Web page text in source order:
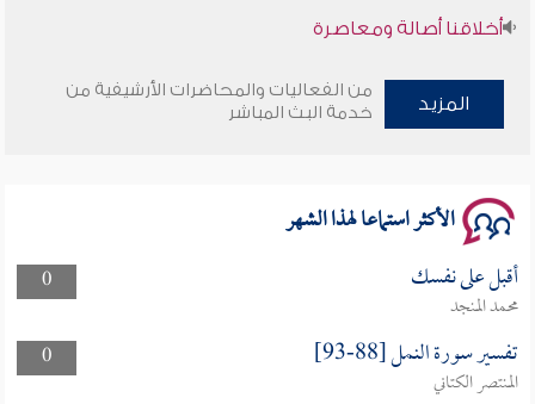
أخلاقنا أصالة ومعاصرة
وأمنهم من خوف 9
المزيد
من الفعاليات والمحاضرات الأرشيفية من
خدمة البث المباشر
الأكثر استماعا لهذا الشهر
0 أقبل على نفسك
محمد المنجد
0
تفسير سورة النمل [88-93]
المنتصر الكتاني